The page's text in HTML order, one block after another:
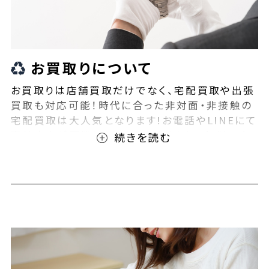
お買取りについて
お買取りは店舗買取だけでなく、宅配買取や出張
買取も対応可能！時代に合った非対面・非接触の
宅配買取は大人気となります!お電話やLINEにて
事前査定が可能となっております！また無料の宅